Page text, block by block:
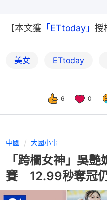
【本文獲 「ETtoday」 授
美女 ETtoday
6 0
中國 大國小事
「跨欄女神」吳
賽 12.99秒奪冠